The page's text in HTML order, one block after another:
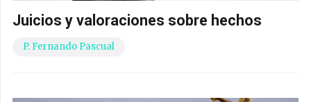
Juicios y valoraciones sobre hechos
P. Fernando Pascual